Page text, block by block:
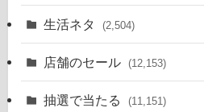
生活ネタ (2,504)
店舗のセール (12,153)
抽選で当たる (11,151)